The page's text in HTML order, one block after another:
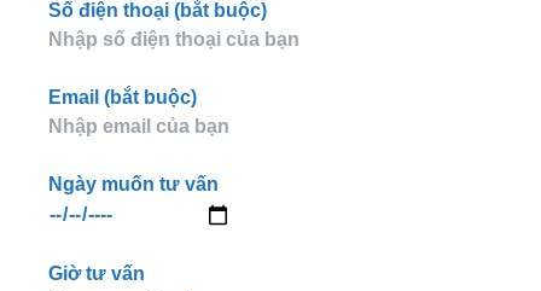
Số điện thoại (bắt buộc)
Email (bắt buộc)
Ngày muốn tư vấn
Giờ tư vấn